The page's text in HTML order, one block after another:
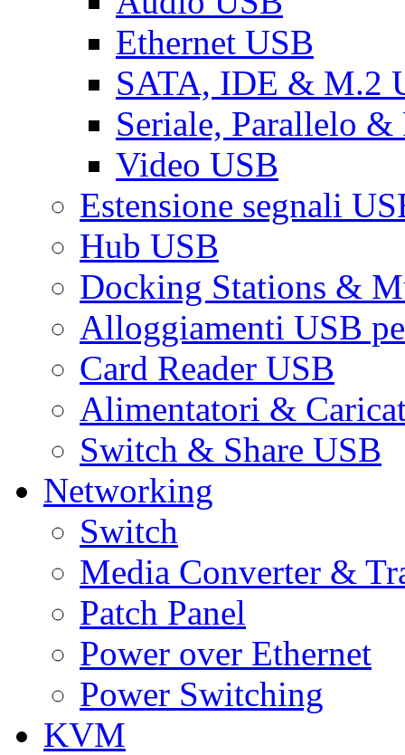
Ethernet USB
SATA, IDE & M.2
Seriale, Parallelo &
Video USB
Estensione segnali
Hub USB
Docking Stations &
Alloggiamenti USB
Card Reader USB
Alimentatori &
Switch & Share USB
Networking
Switch
Media Converter &
Patch Panel
Power over Ethernet
Power Switching
KVM